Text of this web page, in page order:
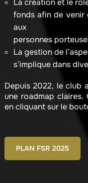
La création et le
fonds afin de venir
aux
personnes
La gestion de
s’implique dans
Depuis 2022, le club
une roadmap
en cliquant sur le
PLAN FSR 2025